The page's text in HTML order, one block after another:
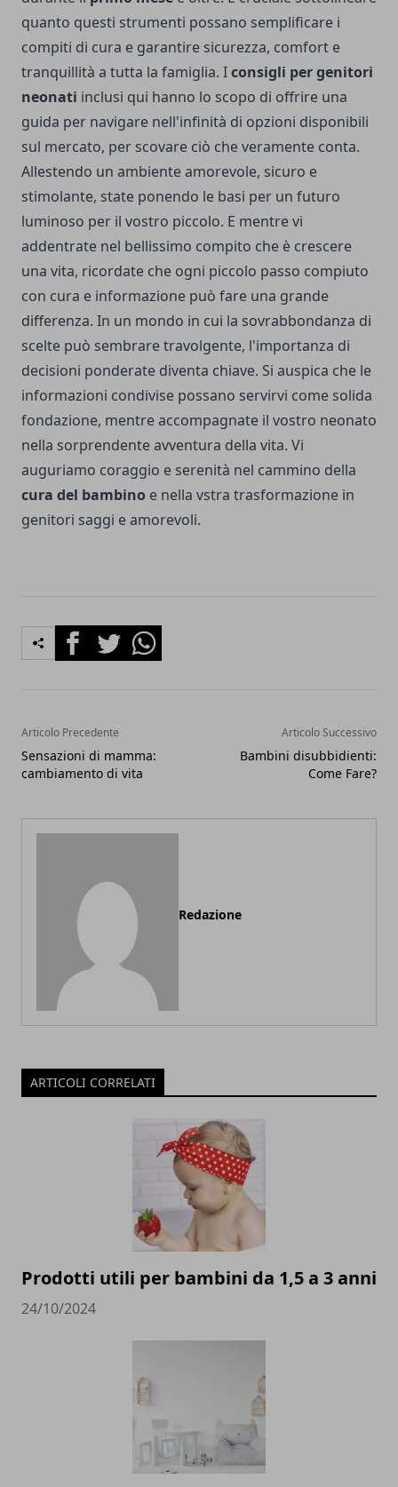
quanto questi strumenti possano semplificare i
compiti di cura e garantire sicurezza, comfort e
tranquillità a tutta la famiglia. Iconsigli per genitori
neonati inclusi qui hanno lo scopo di offrire una
guida per navigare nell'infinità di opzioni disponibili
sul mercato, per scovare ciò che veramente conta.
Allestendo un ambiente amorevole, sicuro e
stimolante, state ponendo le basi per un futuro
luminoso per il vostro piccolo. E mentre vi
addentrate nel bellissimo compito che è crescere
una vita, ricordate che ogni piccolo passo compiuto
con cura e informazione può fare una grande
differenza. In un mondo in cui la sovrabbondanza di
scelte può sembrare travolgente, l'importanza di
decisioni ponderate diventa chiave. Si auspica che le
informazioni condivise possano servirvi come solida
fondazione, mentre accompagnate il vostro neonato
nella sorprendente avventura della vita. Vi
auguriamo coraggio e serenità nel cammino della
cura del bambino e nella vstra trasformazione in
genitori saggi e amorevoli.
FacebookTwitterWhatsapp
Articolo Precedente
Sensazioni di mamma:
cambiamento di vita
Articolo Successivo
Bambini disubbidienti:
Come Fare?
Redazione
ARTICOLI CORRELATI
Prodotti utili per bambini da 1,5 a 3 anni
24/10/2024